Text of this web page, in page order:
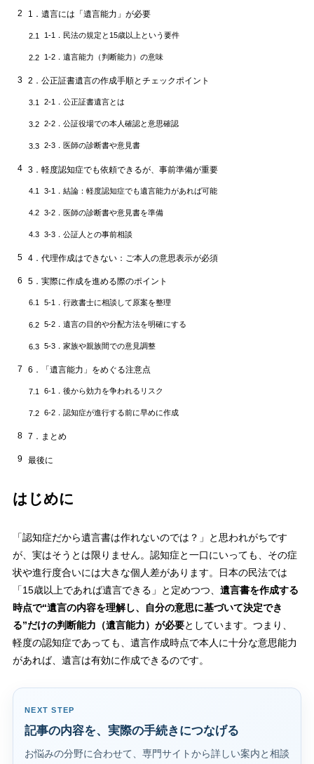
2 1．遺言には「遺言能力」が必要
2.1 1-1．民法の規定と15歳以上という要件
2.2 1-2．遺言能力（判断能力）の意味
3 2．公正証書遺言の作成手順とチェックポイント
3.1 2-1．公正証書遺言とは
3.2 2-2．公証役場での本人確認と意思確認
3.3 2-3．医師の診断書や意見書
4 3．軽度認知症でも依頼できるが、事前準備が重要
4.1 3-1．結論：軽度認知症でも遺言能力があれば可能
4.2 3-2．医師の診断書や意見書を準備
4.3 3-3．公証人との事前相談
5 4．代理作成はできない：ご本人の意思表示が必須
6 5．実際に作成を進める際のポイント
6.1 5-1．行政書士に相談して原案を整理
6.2 5-2．遺言の目的や分配方法を明確にする
6.3 5-3．家族や親族間での意見調整
7 6．「遺言能力」をめぐる注意点
7.1 6-1．後から効力を争われるリスク
7.2 6-2．認知症が進行する前に早めに作成
8 7．まとめ
9 最後に
はじめに
「認知症だから遺言書は作れないのでは？」と思われがちです
が、実はそうとは限りません。認知症と一口にいっても、その症
状や進行度合いには大きな個人差があります。日本の民法では
「15歳以上であれば遺言できる」と定めつつ、 遺言書を作成する
時点で“遺言の内容を理解し、自分の意思に基づいて決定でき
る”だけの判断能力（遺言能力）が必要としています。つまり、
軽度の認知症であっても、遺言作成時点で本人に十分な意思能力
があれば、遺言は有効に作成できるのです。
NEXT STEP
記事の内容を、実際の手続きにつなげる
お悩みの分野に合わせて、専門サイトから詳しい案内と相談